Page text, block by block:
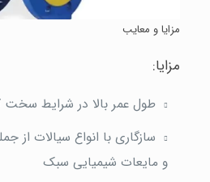
مزایا و معایب
مزایا:
طول عمر بالا در شرایط سخت
سازگاری با انواع سیالات از
و مایعات شیمیایی سبک